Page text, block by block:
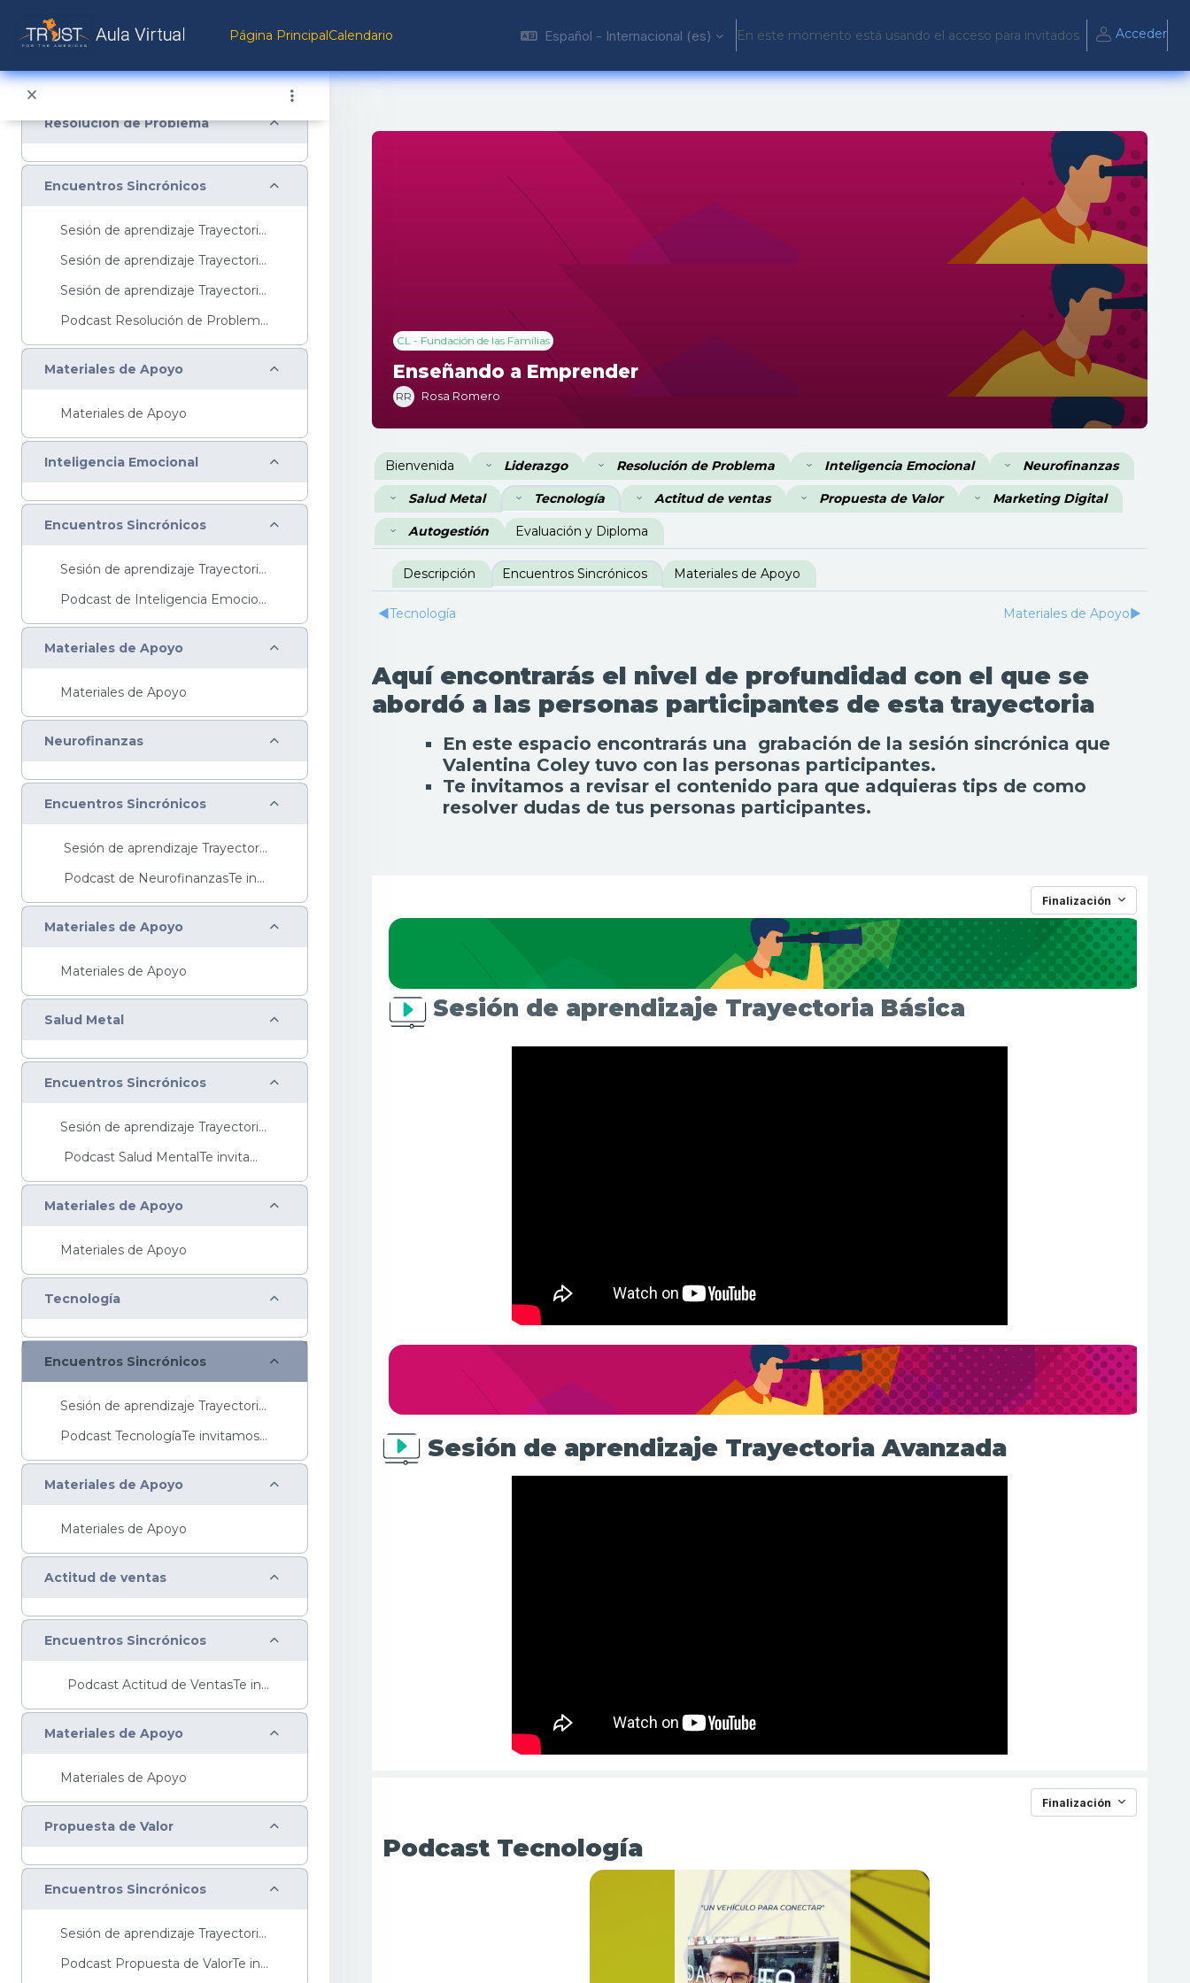
Página PrincipalCalendario Español - Internacional ‎(es)‎ En este momento está usando el acceso para invitados Acceder
Materiales de Apoyo Colapsar
Materiales de Apoyo
Resolución de Problema Colapsar
Encuentros Sincrónicos Colapsar
Sesión de aprendizaje Trayectoria Básica ...
Sesión de aprendizaje Trayectoria Intermedia ...
Sesión de aprendizaje Trayectoria Avanzada ...
Podcast Resolución de ProblemasTe invitamos a escu...
Materiales de Apoyo Colapsar
Materiales de Apoyo
Inteligencia Emocional Colapsar
Encuentros Sincrónicos Colapsar
Sesión de aprendizaje Trayectoria Básica...
Podcast de Inteligencia EmocionalTe invitamos a es...
Materiales de Apoyo Colapsar
Materiales de Apoyo
Neurofinanzas Colapsar
Encuentros Sincrónicos Colapsar
Sesión de aprendizaje Trayectoria Básica&nbs...
Podcast de NeurofinanzasTe invitamos a escuc...
Materiales de Apoyo Colapsar
Materiales de Apoyo
Salud Metal Colapsar
Encuentros Sincrónicos Colapsar
Sesión de aprendizaje Trayectoria Básica ...
Podcast Salud MentalTe invitamos a escuchar ...
Materiales de Apoyo Colapsar
Materiales de Apoyo
Tecnología Colapsar
Encuentros Sincrónicos Colapsar
Sesión de aprendizaje Trayectoria Básica Sesi...
Podcast TecnologíaTe invitamos a escuchar nuestro ...
Materiales de Apoyo Colapsar
Materiales de Apoyo
Actitud de ventas Colapsar
Encuentros Sincrónicos Colapsar
Podcast Actitud de VentasTe invitamos ...
Materiales de Apoyo Colapsar
Materiales de Apoyo
Propuesta de Valor Colapsar
Encuentros Sincrónicos Colapsar
Sesión de aprendizaje Trayectoria Básica ...
Podcast Propuesta de ValorTe invitamos a escuchar ...
CL - Fundación de las Familias
Enseñando a Emprender
RR Rosa Romero
Perfilado de sección
Bienvenida Liderazgo Resolución de Problema Inteligencia Emocional Neurofinanzas
Salud Metal Tecnología Actitud de ventas Propuesta de Valor Marketing Digital
Autogestión Evaluación y Diploma
Descripción Encuentros Sincrónicos Materiales de Apoyo
◀︎Tecnología ▶︎
Materiales de Apoyo
Aquí encontrarás el nivel de profundidad con el que se
abordó a las personas participantes de esta trayectoria
En este espacio encontrarás una grabación de la sesión sincrónica que
Valentina Coley tuvo con las personas participantes.
Te invitamos a revisar el contenido para que adquieras tips de como
resolver dudas de tus personas participantes.
Finalización
Sesión de aprendizaje Trayectoria Básica
Sesión de aprendizaje Trayectoria Avanzada
Finalización
Podcast Tecnología